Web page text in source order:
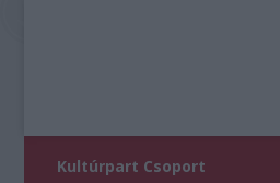
Kultúrpart Csoport